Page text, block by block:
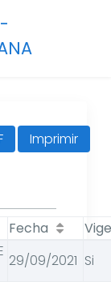
Imprimir
Fecha
29/09/2021 Si